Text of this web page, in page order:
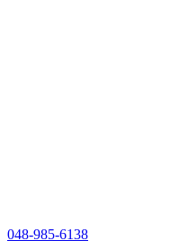
048-985-6138